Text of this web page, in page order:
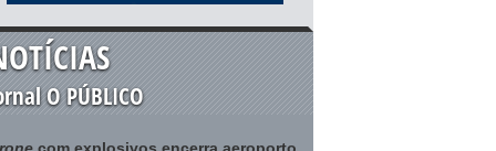
O PÚBLICO